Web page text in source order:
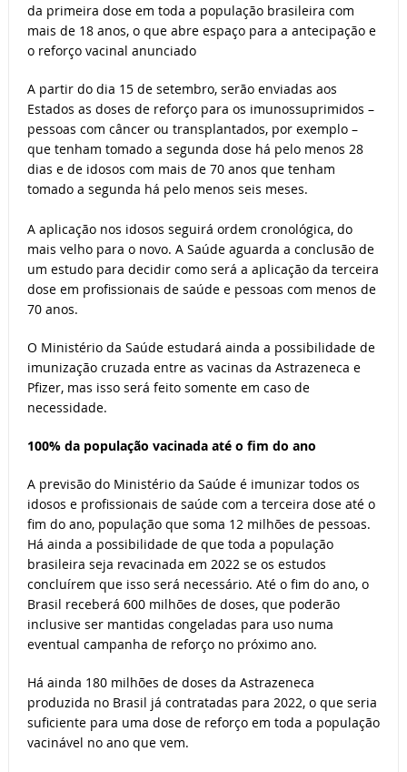
da primeira dose em toda a população brasileira com
mais de 18 anos, o que abre espaço para a antecipação e
o reforço vacinal anunciado
A partir do dia 15 de setembro, serão enviadas aos
Estados as doses de reforço para os imunossuprimidos –
pessoas com câncer ou transplantados, por exemplo –
que tenham tomado a segunda dose há pelo menos 28
dias e de idosos com mais de 70 anos que tenham
tomado a segunda há pelo menos seis meses.
A aplicação nos idosos seguirá ordem cronológica, do
mais velho para o novo. A Saúde aguarda a conclusão de
um estudo para decidir como será a aplicação da terceira
dose em profissionais de saúde e pessoas com menos de
70 anos.
O Ministério da Saúde estudará ainda a possibilidade de
imunização cruzada entre as vacinas da Astrazeneca e
Pfizer, mas isso será feito somente em caso de
necessidade.
100% da população vacinada até o fim do ano
A previsão do Ministério da Saúde é imunizar todos os
idosos e profissionais de saúde com a terceira dose até o
fim do ano, população que soma 12 milhões de pessoas.
Há ainda a possibilidade de que toda a população
brasileira seja revacinada em 2022 se os estudos
concluírem que isso será necessário. Até o fim do ano, o
Brasil receberá 600 milhões de doses, que poderão
inclusive ser mantidas congeladas para uso numa
eventual campanha de reforço no próximo ano.
Há ainda 180 milhões de doses da Astrazeneca
produzida no Brasil já contratadas para 2022, o que seria
suficiente para uma dose de reforço em toda a população
vacinável no ano que vem.